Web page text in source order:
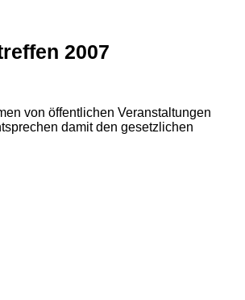
2007
von öffentlichen Veranstaltungen
damit den gesetzlichen